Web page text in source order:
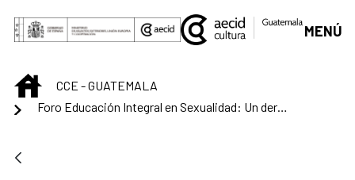
Skip to Main Content
MENÚ
INICIOCCE - GUATEMALA
Foro Educación Integral en Sexualidad: Un derecho humano.